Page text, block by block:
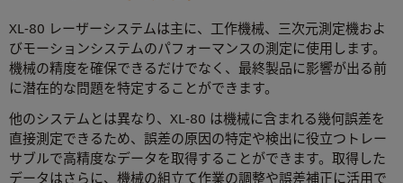
XL-80 レーザーシステムは主に、工作機械、三次元測定機およ
びモーションシステムのパフォーマンスの測定に使用します。
機械の精度を確保できるだけでなく、最終製品に影響が出る前
に潜在的な問題を特定することができます。
他のシステムとは異なり、XL-80 は機械に含まれる幾何誤差を
直接測定できるため、誤差の原因の特定や検出に役立つトレー
サブルで高精度なデータを取得することができます。取得した
データはさらに、機械の組立て作業の調整や誤差補正に活用で